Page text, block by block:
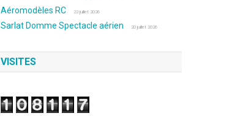
Aéromodèles RC 22 juillet 2026
Sarlat Domme Spectacle aérien 20 juillet 2026
VISITES